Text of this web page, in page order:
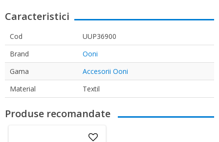
Caracteristici
Cod
UUP36900
Brand
Ooni
Gama
Accesorii Ooni
Material
Textil
Produse recomandate